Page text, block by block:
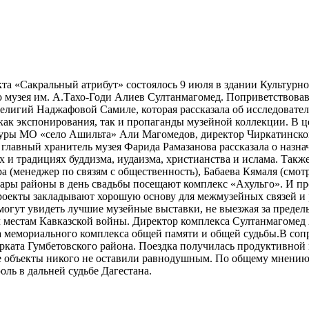
атрибут» состоялось 9 июля в здании
им. А.Тахо-Годи Алиев Султанмагомед.
Наджафовой Самиле, которая рассказала об
экспонирования, так и пропаганды музейной коллекции. В
МО «село Ашильта» Али Магомедов, директор
хранитель музея Фарида Рамазанова рассказала о
традициях буддизма, иудаизма, христианства и ислама.
(менеджер по связям с общественность), Бабаева Кямаля
районы в день свадьбы посещают комплекс «Ахульго». И
закладывают хорошую основу для межмузейных связей
увидеть лучшие музейные выставки, не выезжая за
Кавказской войны. Директор комплекса
мемориального комплекса общей памяти и общей судьбы.В
Гумбетовского района. Поездка получилась
никого не оставили равнодушным. По общему мнению,
в дальней судьбе Дагестана.